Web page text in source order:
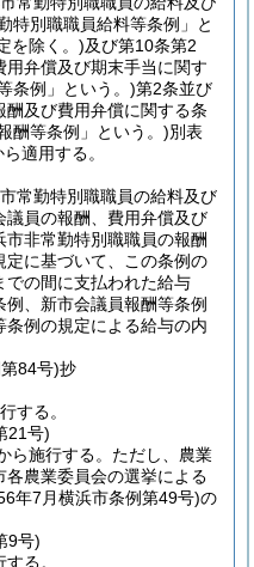
特別職職員給料等条例」と
を除く。)及び第10条第2
弁償及び期末手当に関す
条例」という。)第2条並び
及び費用弁償に関する条
酬等条例」という。)別表
適用する。
常勤特別職職員の給料及び
員の報酬、費用弁償及び
非常勤特別職職員の報酬
定に基づいて、この条例の
の間に支払われた給与
、新市会議員報酬等条例
例の規定による給与の内
84号)抄
する。
21号)
ら施行する。 ただし、農業
農業委員会の選挙による
年7月横浜市条例第49号)の
9号)
る。